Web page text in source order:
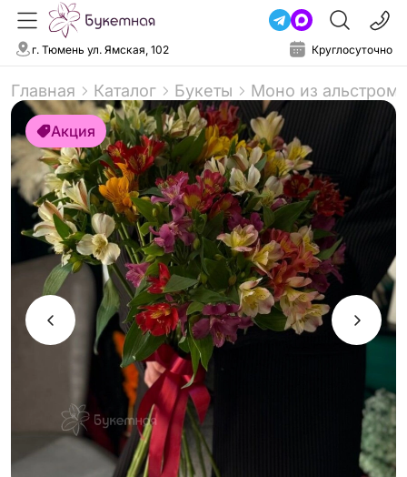
г. Тюмень ул. Ямская, 102 Круглосуточно
Главная Каталог Букеты Моно из
Акция